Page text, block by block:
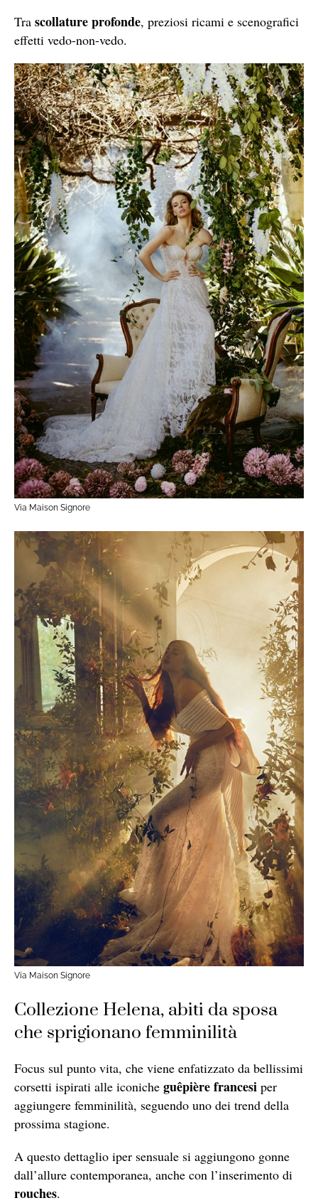
Tra scollature profonde, preziosi ricami e scenografici
effetti vedo-non-vedo.
Via Maison Signore
Via Maison Signore
Collezione Helena, abiti da sposa
che sprigionano femminilità
Focus sul punto vita, che viene enfatizzato da bellissimi
corsetti ispirati alle iconiche guêpière francesi per
aggiungere femminilità, seguendo uno dei trend della
prossima stagione.
A questo dettaglio iper sensuale si aggiungono gonne
dall’allure contemporanea, anche con l’inserimento di
rouches.